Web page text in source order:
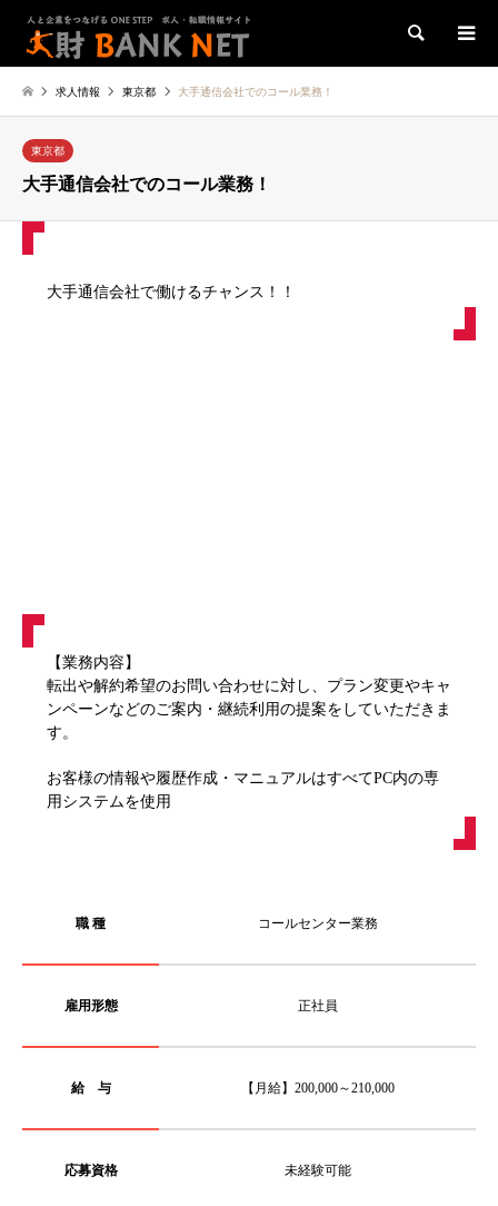
検索
求人情報 東京都 大手通信会社でのコール業務！
東京都
大手通信会社でのコール業務！
大手通信会社で働けるチャンス！！
【業務内容】
転出や解約希望のお問い合わせに対し、プラン変更やキャ
ンペーンなどのご案内・継続利用の提案をしていただきま
す。
お客様の情報や履歴作成・マニュアルはすべてPC内の専
用システムを使用
職 種 コールセンター業務
雇用形態 正社員
給 与 【月給】200,000～210,000
応募資格 未経験可能